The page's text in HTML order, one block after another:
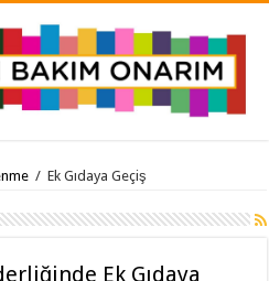
/ Ek Gıdaya Geçiş
Ek Gıdaya